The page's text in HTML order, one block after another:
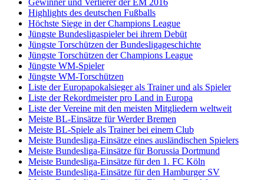
Highlights des deutschen Fußballs
Höchste Siege in der Champions League
Jüngste Bundesligaspieler bei ihrem Debüt
Jüngste Torschützen der Bundesligageschichte
Jüngste Torschützen der Champions League
Jüngste WM-Spieler
Jüngste WM-Torschützen
Liste der Europapokalsieger als Trainer und als Spieler
Liste der Rekordmeister pro Land in Europa
Liste der Vereine mit den meisten Mitgliedern weltweit
Meiste BL-Einsätze für Werder Bremen
Meiste BL-Spiele als Trainer bei einem Club
Meiste Bundesliga-Einsätze eines ausländischen Spielers
Meiste Bundesliga-Einsätze für Borussia Dortmund
Meiste Bundesliga-Einsätze für den 1. FC Köln
Meiste Bundesliga-Einsätze für den Hamburger SV